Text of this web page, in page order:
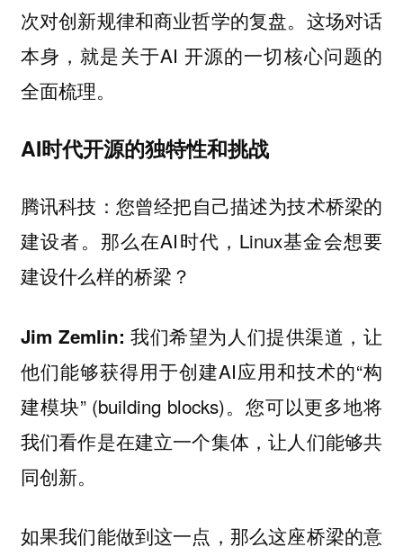
次对创新规律和商业哲学的复盘。这场对话
本身，就是关于AI 开源的一切核心问题的
全面梳理。
AI时代开源的独特性和挑战
腾讯科技： 您曾经把自己描述为技术桥梁的
建设者。那么在AI时代，Linux基金会想要
建设什么样的桥梁？
Jim Zemlin: 我们希望为人们提供渠道，让
他们能够获得用于创建AI应用和技术的“构
建模块” (building blocks)。您可以更多地将
我们看作是在建立一个集体，让人们能够共
同创新。
如果我们能做到这一点，那么这座桥梁的意